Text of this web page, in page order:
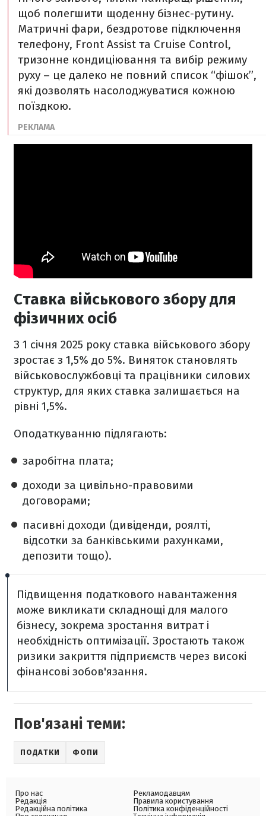
щоб полегшити щоденну бізнес-рутину.
Матричні фари, бездротове підключення
телефону, Front Assist та Cruise Control,
тризонне кондиціювання та вибір режиму
руху – це далеко не повний список “фішок”,
які дозволять насолоджуватися кожною
поїздкою.
Ставка військового збору для
фізичних осіб
З 1 січня 2025 року ставка військового збору
зростає з 1,5% до 5%. Виняток становлять
військовослужбовці та працівники силових
структур, для яких ставка залишається на
рівні 1,5%.
Оподаткуванню підлягають:
заробітна плата;
доходи за цивільно-правовими
договорами;
пасивні доходи (дивіденди, роялті,
відсотки за банківськими рахунками,
депозити тощо).
Підвищення податкового навантаження
може викликати складнощі для малого
бізнесу, зокрема зростання витрат і
необхідність оптимізації. Зростають також
ризики закриття підприємств через високі
фінансові зобов'язання.
Пов'язані теми:
ПОДАТКИ ФОПИ
Про нас
Редакція
Редакційна політика
Рекламодавцям
Правила користування
Політика конфіденційності